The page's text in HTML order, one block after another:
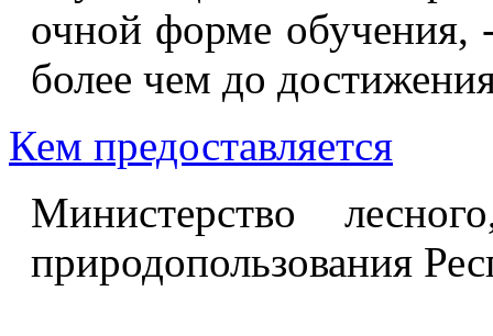
очной форме обучения,
более чем до
Кем предоставляется
Министерство
природопользования